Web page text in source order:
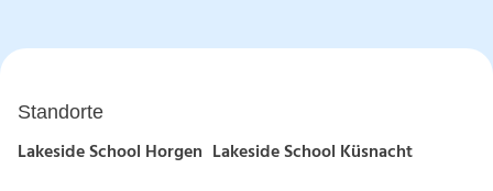
Standorte
Lakeside School Horgen Lakeside School Küsnacht